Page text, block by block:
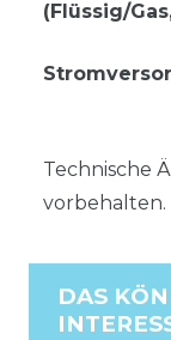
(Flüssig/
Technische
vorbehalten.
DAS